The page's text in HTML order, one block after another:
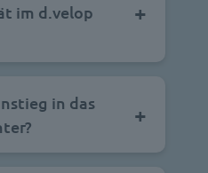
im d.velop
in das